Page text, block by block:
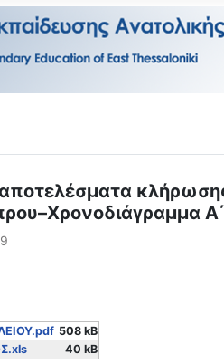
αποτελέσματα
508 kB
40 kB